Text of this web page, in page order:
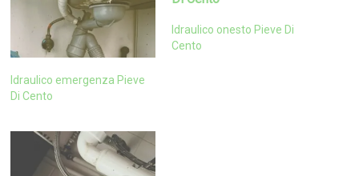
Idraulico emergenza Pieve
Di Cento
Idraulico onesto Pieve Di
Cento